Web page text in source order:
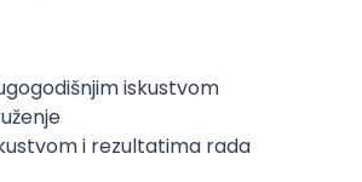
iskustvom
i rezultatima rada